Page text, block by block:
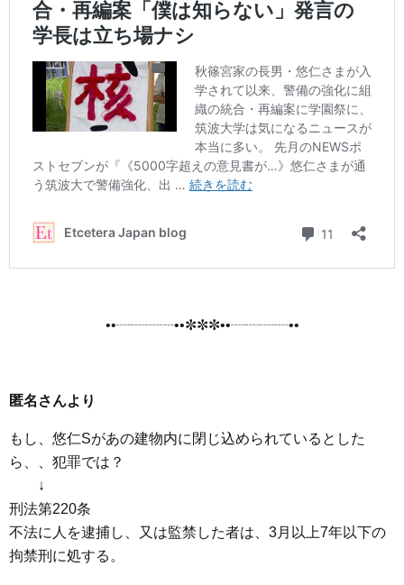
••┈┈┈┈••✼✼✼••┈┈┈┈••
匿名さんより
もし、悠仁Sがあの建物内に閉じ込められているとした
ら、、犯罪では？
↓
刑法第220条
不法に人を逮捕し、又は監禁した者は、3月以上7年以下の
拘禁刑に処する。